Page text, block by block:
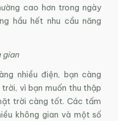
cao hơn trong ngày
hầu hết nhu cầu năng
gian
nhiều điện, bạn càng
vì bạn muốn thu thập
trời càng tốt. Các tấm
không gian và một số